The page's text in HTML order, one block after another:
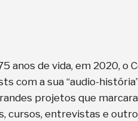
anos de vida, em 2020, o
com a sua “audio-
projetos que
cursos, entrevistas e